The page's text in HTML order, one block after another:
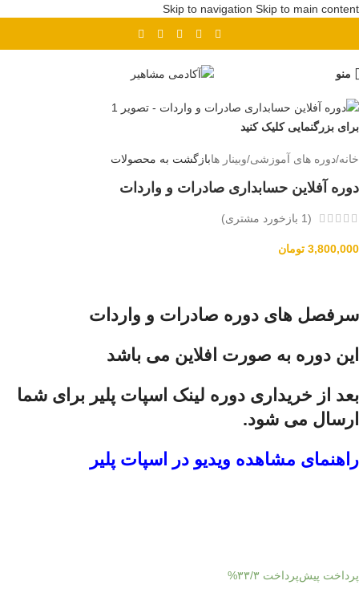
Skip to navigation Skip to main content
منو
برای بزرگنمایی کلیک کنید
خانه/دوره های آموزشی/وبینار هابازگشت به محصولات
دوره آفلاین حسابداری صادرات و واردات
(
1 بازخورد مشتری)
3,800,000 تومان
سرفصل های دوره صادرات و واردات
این دوره به صورت افلاین می باشد
بعد از خریداری دوره لینک اسپات پلیر برای شما
ارسال می شود.
راهنمای مشاهده ویدیو در اسپات پلیر
پرداخت پیش‌پرداخت ۳۳/۳%